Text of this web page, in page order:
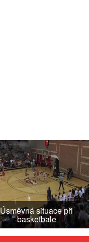
Úsměvná situace při
basketbale